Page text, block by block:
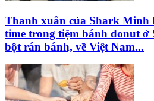
Thanh xuân của Shark Minh
time trong tiệm bánh donut ở
bột rán bánh, về Việt Nam...